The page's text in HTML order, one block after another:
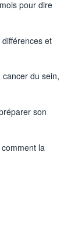
pour dire
et
du sein,
son
la